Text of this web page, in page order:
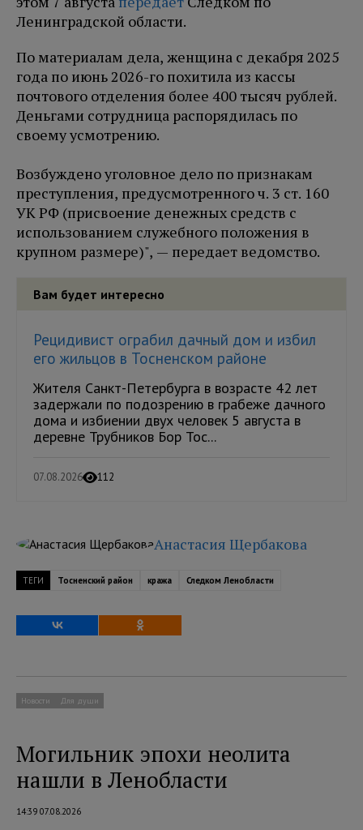
Ленинградской области.
По материалам дела, женщина с декабря 2025
года по июнь 2026-го похитила из кассы
почтового отделения более 400 тысяч рублей.
Деньгами сотрудница распорядилась по
своему усмотрению.
Возбуждено уголовное дело по признакам
преступления, предусмотренного ч. 3 ст. 160
УК РФ (присвоение денежных средств с
использованием служебного положения в
крупном размере)", — передает ведомство.
Вам будет интересно
Рецидивист ограбил дачный дом и избил
его жильцов в Тосненском районе
Жителя Санкт-Петербурга в возрасте 42 лет
задержали по подозрению в грабеже дачного
дома и избиении двух человек 5 августа в
деревне Трубников Бор Тос...
07.08.2026 112
Анастасия Щербакова
ТЕГИ Тосненский район кража Следком Ленобласти
Новости Для души
Могильник эпохи неолита
нашли в Ленобласти
14:39 07.08.2026